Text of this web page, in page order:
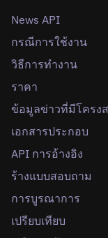
News API
กรณีการใช้งาน
วิธีการทำงาน
ราคา
ข้อมูลข่าวที่มีโครง
เอกสารประกอบ
API การอ้างอิง
ร้างแบบสอบถาม
การบูรณาการ
เปรียบเทียบ